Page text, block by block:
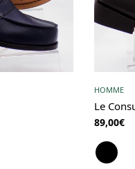
HOMME
Le
89,00€